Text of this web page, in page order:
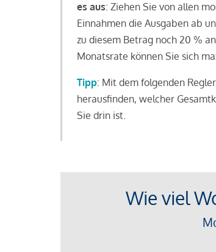
es aus: Ziehen Sie von allen
Einnahmen die Ausgaben ab
zu diesem Betrag noch 20 %
Monatsrate können Sie sich
Tipp: Mit dem folgenden
herausfinden, welcher
Sie drin ist.
Wie viel